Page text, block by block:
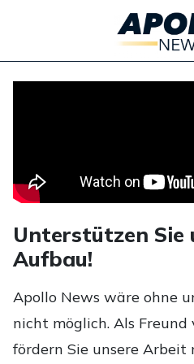
Unterstützen Sie
Aufbau!
Apollo News wäre ohne
nicht möglich. Als Freund
fördern Sie unsere